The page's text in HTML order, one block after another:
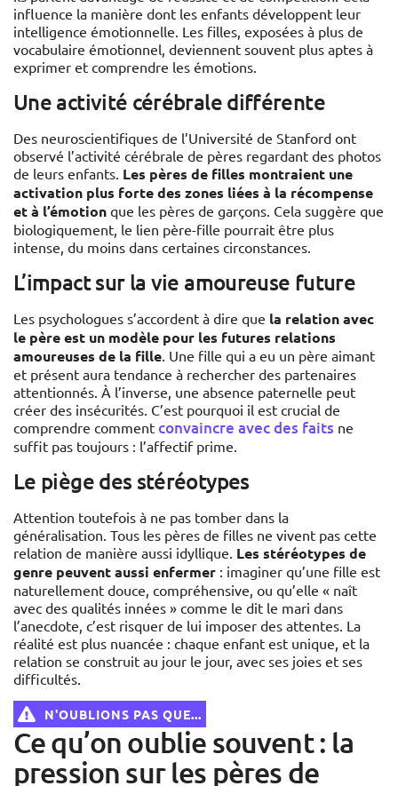
influence la manière dont les enfants développent leur
intelligence émotionnelle. Les filles, exposées à plus de
vocabulaire émotionnel, deviennent souvent plus aptes à
exprimer et comprendre les émotions.
Une activité cérébrale différente
Des neuroscientifiques de l’Université de Stanford ont
observé l’activité cérébrale de pères regardant des photos
de leurs enfants. Les pères de filles montraient une
activation plus forte des zones liées à la récompense
et à l’émotion que les pères de garçons. Cela suggère que
biologiquement, le lien père-fille pourrait être plus
intense, du moins dans certaines circonstances.
L’impact sur la vie amoureuse future
Les psychologues s’accordent à dire que la relation avec
le père est un modèle pour les futures relations
amoureuses de la fille. Une fille qui a eu un père aimant
et présent aura tendance à rechercher des partenaires
attentionnés. À l’inverse, une absence paternelle peut
créer des insécurités. C’est pourquoi il est crucial de
comprendre comment convaincre avec des faits ne
suffit pas toujours : l’affectif prime.
Le piège des stéréotypes
Attention toutefois à ne pas tomber dans la
généralisation. Tous les pères de filles ne vivent pas cette
relation de manière aussi idyllique. Les stéréotypes de
genre peuvent aussi enfermer : imaginer qu’une fille est
naturellement douce, compréhensive, ou qu’elle « naît
avec des qualités innées » comme le dit le mari dans
l’anecdote, c’est risquer de lui imposer des attentes. La
réalité est plus nuancée : chaque enfant est unique, et la
relation se construit au jour le jour, avec ses joies et ses
difficultés.
N'OUBLIONS PAS QUE...
Ce qu’on oublie souvent : la
pression sur les pères de